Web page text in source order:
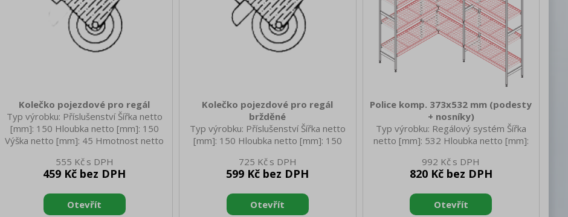
Kolečko pojezdové pro regál
Typ výrobku: Příslušenství Šířka netto
[mm]: 150 Hloubka netto [mm]: 150
Výška netto [mm]: 45 Hmotnost netto
Hloubka brutto [mm]: 150 Výška brutto
[mm]: 45 Hmotnost brutto [kg]: 2.00
555 Kč
459 Kč bez DPH
Kolečko pojezdové pro regál
bržděné
Typ výrobku: Příslušenství Šířka netto
[mm]: 150 Hloubka netto [mm]: 150
[kg]: 1.00 Šířka brutto [mm]: 150
Hloubka brutto [mm]: 150 Výška brutto
Materiál: ABS plast
725 Kč
599 Kč bez DPH
Police komp. 373x532 mm (podesty
+ nosníky)
Typ výrobku: Regálový systém Šířka
netto [mm]: 532 Hloubka netto [mm]:
netto [kg]: 1.80 Šířka brutto [mm]: 532
Hloubka brutto [mm]: 373 Výška brutto
Materiál: ABS plast
992 Kč
820 Kč bez DPH